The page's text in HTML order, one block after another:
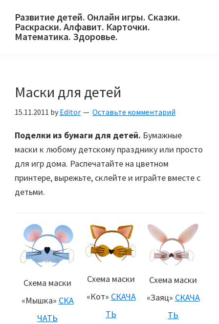
primary
main
primary
Развитие детей. Онлайн игры. Сказки.
Раскраски. Алфавит. Карточки.
Математика. Здоровье.
и
родителей.
Маски для детей
15.11.2011 by Editor Оставьте комментарий
Поделки из бумаги для детей. Бумажные
маски к любому детскому празднику или просто
для игр дома. Распечатайте на цветном
принтере, вырежьте, склейте и играйте вместе с
детьми.
Схема маски
«Мышка» СКА
ЧАТЬ
Схема маски
«Кот» СКАЧА
ТЬ
Схема маски
«Заяц» СКАЧА
ТЬ